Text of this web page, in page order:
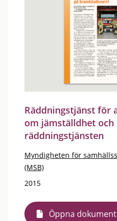
Räddningstjänst för
om jämställdhet och
räddningstjänsten
Myndigheten för
(MSB)
2015
Öppna dokument